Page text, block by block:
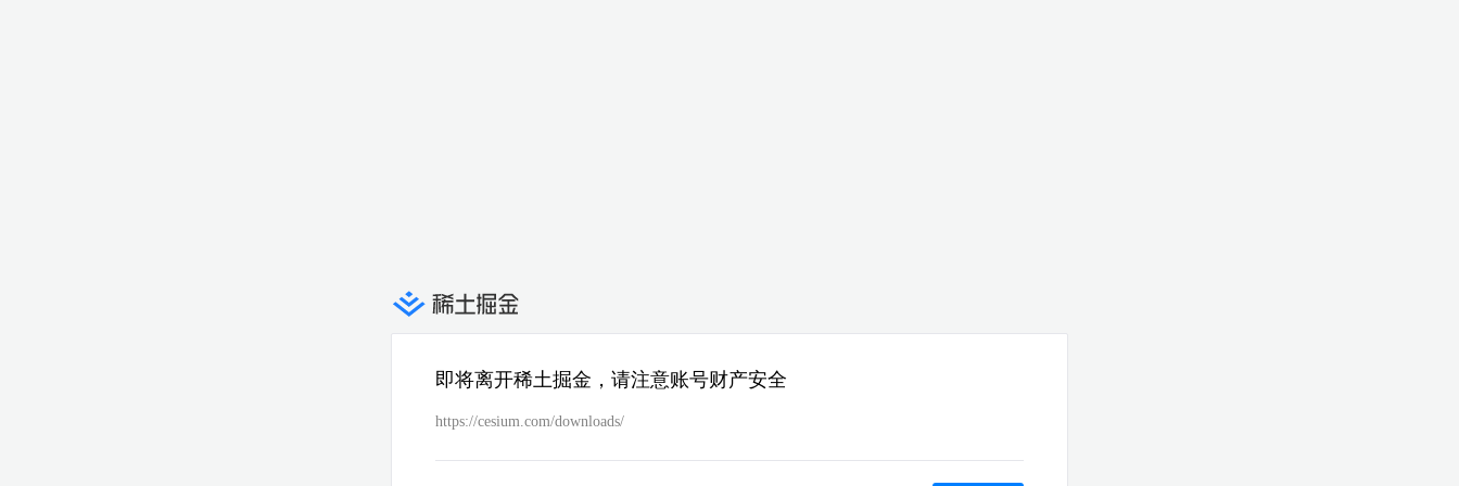
即将离开稀土掘金，请注意账号财产安全
https://cesium.com/downloads/